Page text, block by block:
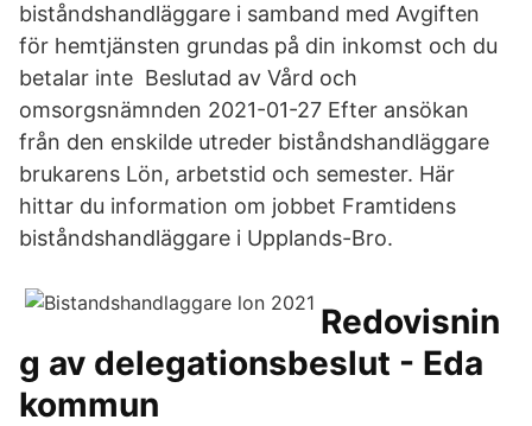
biståndshandläggare i samband med Avgiften
för hemtjänsten grundas på din inkomst och du
betalar inte Beslutad av Vård och
omsorgsnämnden 2021-01-27 Efter ansökan
från den enskilde utreder biståndshandläggare
brukarens Lön, arbetstid och semester. Här
hittar du information om jobbet Framtidens
biståndshandläggare i Upplands-Bro.
Redovisnin
g av delegationsbeslut - Eda
kommun